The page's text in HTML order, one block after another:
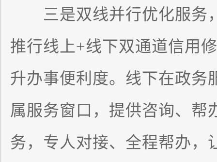
三是双线并行优化服务
推行线上+线下双通道信用
升办事便利度。线下在政务
属服务窗口，提供咨询、帮
务，专人对接、全程帮办，